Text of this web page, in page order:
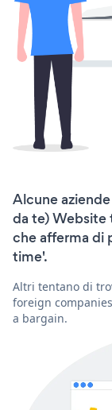
Alcune
da te) Website
che afferma di
time'.
Altri tentano di
foreign
a bargain.